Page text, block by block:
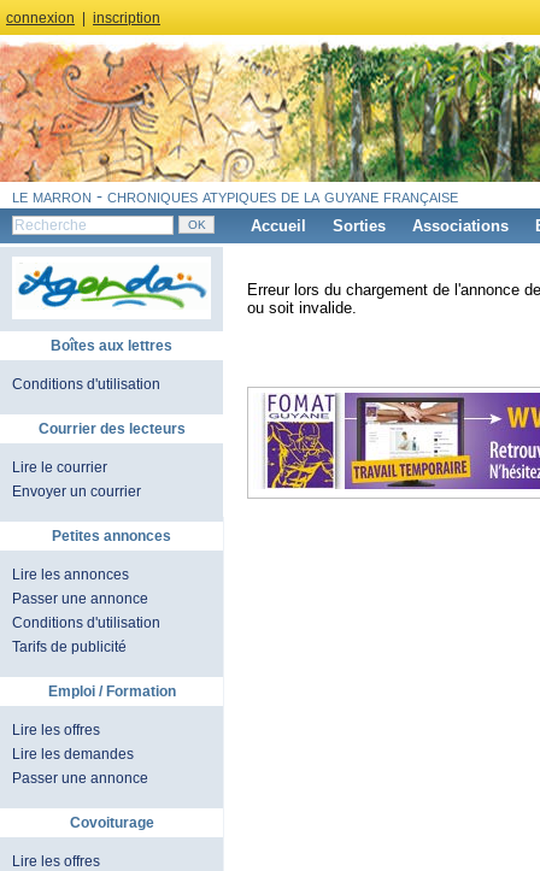
connexion inscription
le marron - chroniques atypiques de la guyane française
Accueil Sorties Associations
Boîtes aux lettres
Conditions d'utilisation
Courrier des lecteurs
Lire le courrier
Envoyer un courrier
Petites annonces
Lire les annonces
Passer une annonce
Conditions d'utilisation
Tarifs de publicité
Emploi / Formation
Lire les offres
Lire les demandes
Passer une annonce
Covoiturage
Lire les offres
Erreur lors du chargement de l'annonce
ou soit invalide.